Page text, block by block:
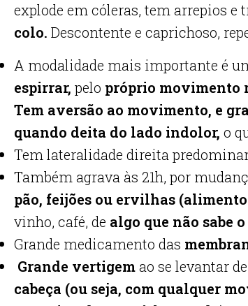
explode em cóleras, tem arrepios e
colo. Descontente e caprichoso,
A modalidade mais importante é
espirrar, pelo próprio movimento
Tem aversão ao movimento, e
quando deita do lado indolor, o
Tem lateralidade direita
Também agrava às 21h, por
pão, feijões ou ervilhas
vinho, café, de algo que não sabe o
Grande medicamento das
Grande vertigemao se levantar
cabeça (ou seja, com qualquer